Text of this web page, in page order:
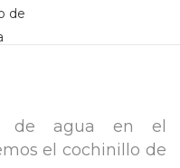
de agua en el
el cochinillo de